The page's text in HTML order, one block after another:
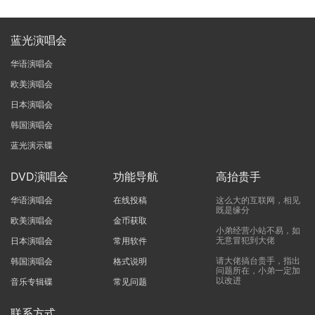
蓝光演唱会
华语演唱会
欧美演唱会
日本演唱会
韩国演唱会
蓝光演示碟
DVD演唱会
华语演唱会
欧美演唱会
日本演唱会
韩国演唱会
音乐专辑碟
功能导航
在线投稿
金币获取
常用软件
格式说明
常见问题
高抬贵手
这么大的互联网，相见
既是缘分
小弟经营小站不易，如
无意冒犯到大佬
请大佬搞台贵手，指出
问题所在，小弟一定加
以改进